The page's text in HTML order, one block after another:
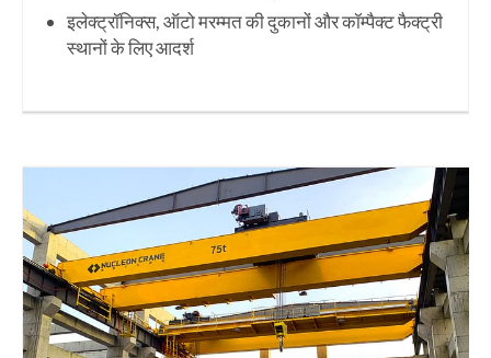
इलेक्ट्रॉनिक्स, ऑटो मरम्मत की दुकानों और कॉम्पैक्ट फैक्ट्री
स्थानों के लिए आदर्श